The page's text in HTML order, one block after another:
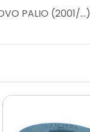
PALIO (2001/...)